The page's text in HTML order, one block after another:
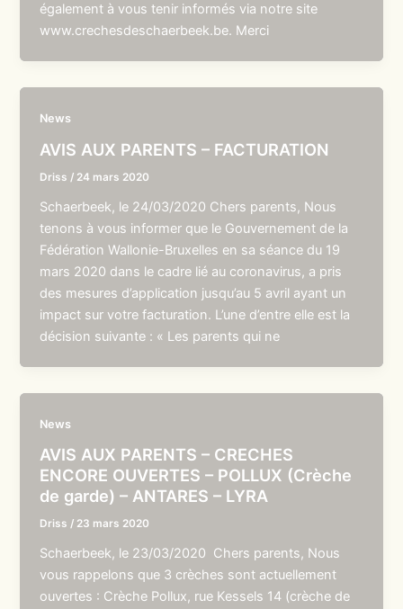
également à vous tenir informés via notre site
www.crechesdeschaerbeek.be. Merci
News
AVIS AUX PARENTS – FACTURATION
Driss / 24 mars 2020
Schaerbeek, le 24/03/2020 Chers parents, Nous
tenons à vous informer que le Gouvernement de la
Fédération Wallonie-Bruxelles en sa séance du 19
mars 2020 dans le cadre lié au coronavirus, a pris
des mesures d’application jusqu’au 5 avril ayant un
impact sur votre facturation. L’une d’entre elle est la
décision suivante : « Les parents qui ne
News
AVIS AUX PARENTS – CRECHES
ENCORE OUVERTES – POLLUX (Crèche
de garde) – ANTARES – LYRA
Driss / 23 mars 2020
Schaerbeek, le 23/03/2020 Chers parents, Nous
vous rappelons que 3 crèches sont actuellement
ouvertes : Crèche Pollux, rue Kessels 14 (crèche de